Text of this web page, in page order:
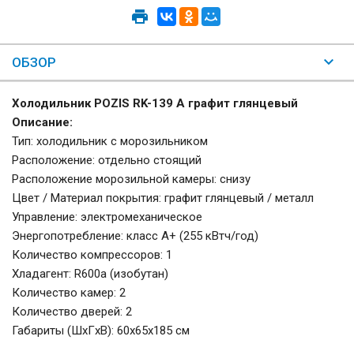
ОБЗОР
Холодильник POZIS RK-139 A графит глянцевый
Описание:
Тип: холодильник с морозильником
Расположение: отдельно стоящий
Расположение морозильной камеры: снизу
Цвет / Материал покрытия: графит глянцевый / металл
Управление: электромеханическое
Энергопотребление: класс A+ (255 кВтч/год)
Количество компрессоров: 1
Хладагент: R600a (изобутан)
Количество камер: 2
Количество дверей: 2
Габариты (ШxГxВ): 60x65x185 см